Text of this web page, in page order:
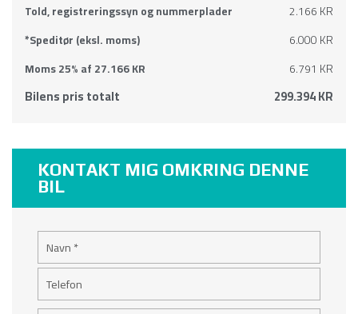
Told, registreringssyn og nummerplader
2.166 KR
*Speditør (eksl. moms)
6.000 KR
Moms 25% af 27.166 KR
6.791 KR
Bilens pris totalt 299.394 KR
KONTAKT MIG OMKRING DENNE
BIL